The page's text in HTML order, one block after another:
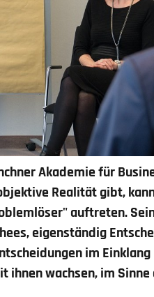
Akademie für
Realität gibt,
auftreten.
eigenständig
im
ihnen wachsen, im